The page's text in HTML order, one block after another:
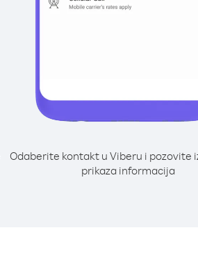
Odaberite kontakt u Viberu i pozovite
prikaza informacija